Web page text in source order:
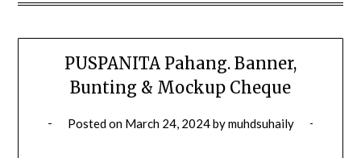
PUSPANITA Pahang. Banner,
Bunting & Mockup Cheque
Posted on March 24, 2024bymuhdsuhaily